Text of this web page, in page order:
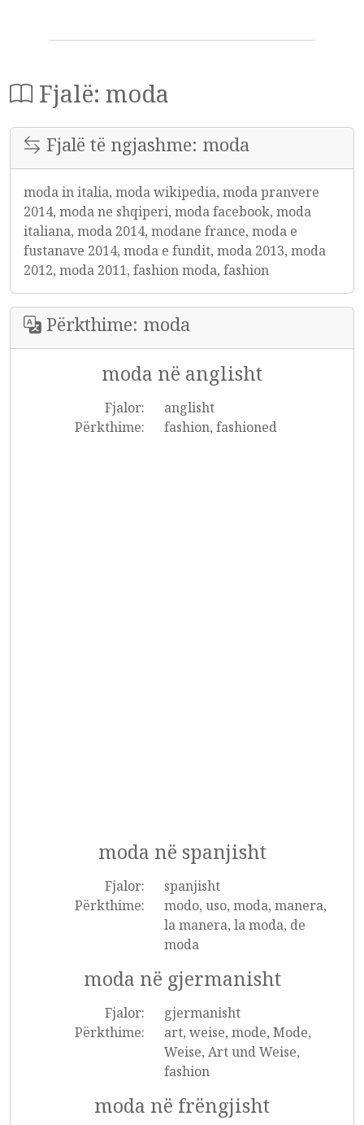
Fjalë: moda
Fjalë të ngjashme: moda
moda in italia, moda wikipedia, moda pranvere
2014, moda ne shqiperi, moda facebook, moda
italiana, moda 2014, modane france, moda e
fustanave 2014, moda e fundit, moda 2013, moda
2012, moda 2011, fashion moda, fashion
Përkthime: moda
moda në anglisht
Fjalor:
anglisht
Përkthime:
fashion, fashioned
moda në spanjisht
Fjalor:
spanjisht
Përkthime:
modo, uso, moda, manera,
la manera, la moda, de
moda
moda në gjermanisht
Fjalor:
gjermanisht
Përkthime:
art, weise, mode, Mode,
Weise, Art und Weise,
fashion
moda në frëngjisht